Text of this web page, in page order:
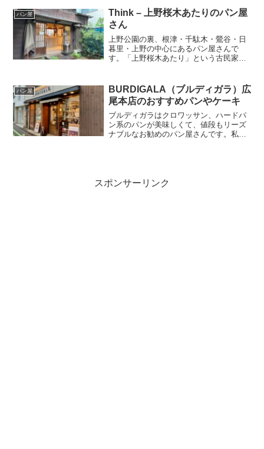
breadworks天王洲アイル店です。都...
パン屋
Think – 上野桜木あたりのパン屋
さん
上野公園の裏、根津・千駄木・鶯谷・日
暮里・上野の中心にあるパン屋さんで
す。「上野桜木あたり」という古民家商
お菓子、ケーキも売っていて、どれを買
っていいのか迷って困ってし...
パン屋
BURDIGALA（ブルディガラ）広
尾本店のおすすめパンやケーキ
ブルディガラはクロワッサン、ハードパ
ン系のパンが美味しくて、値段もリーズ
ナブルなお勧めのパン屋さんです。私自
スポンサーリンク